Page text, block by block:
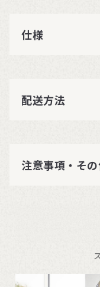
仕様
配送方法
注意事項・そ